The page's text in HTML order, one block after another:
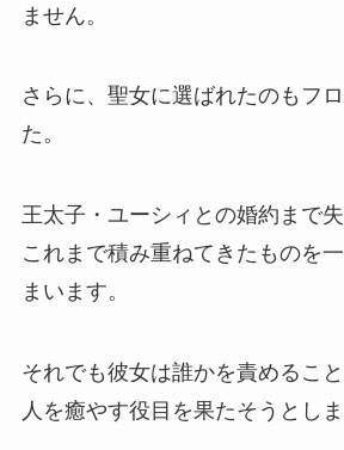
ません。
さらに、聖女に選ばれたのもフ
た。
王太子・ユーシィとの婚約まで
これまで積み重ねてきたものを
まいます。
それでも彼女は誰かを責めるこ
人を癒やす役目を果たそうとしま